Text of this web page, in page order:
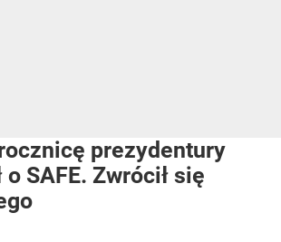
prezydentury
SAFE. Zwrócił się